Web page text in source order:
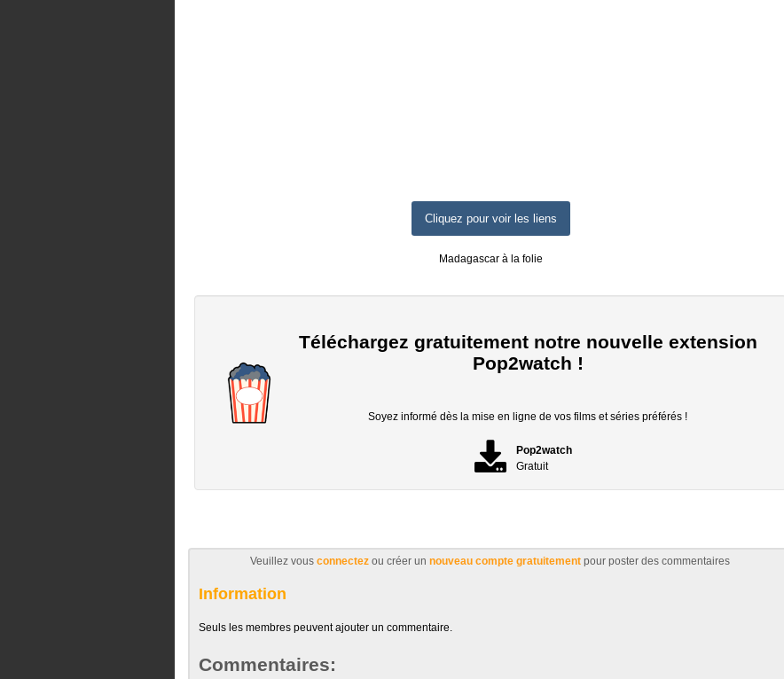
Cliquez pour voir les liens
Madagascar à la folie
Téléchargez gratuitement notre nouvelle extension
Pop2watch !
Soyez informé dès la mise en ligne de vos films et séries préférés !
Pop2watch
Gratuit
Veuillez vous connectez ou créer un nouveau compte gratuitement pour poster des commentaires
Information
Seuls les membres peuvent ajouter un commentaire.
Commentaires: